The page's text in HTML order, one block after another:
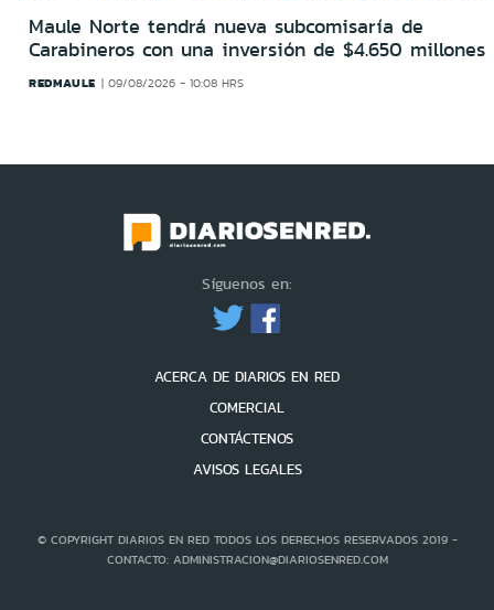
Maule Norte tendrá nueva subcomisaría de
Carabineros con una inversión de $4.650 millones
REDMAULE 09/08/2026 - 10:08 HRS
Síguenos en:
ACERCA DE DIARIOS EN RED
COMERCIAL
CONTÁCTENOS
AVISOS LEGALES
© COPYRIGHT DIARIOS EN RED TODOS LOS DERECHOS RESERVADOS 2019 -
CONTACTO: ADMINISTRACION@DIARIOSENRED.COM